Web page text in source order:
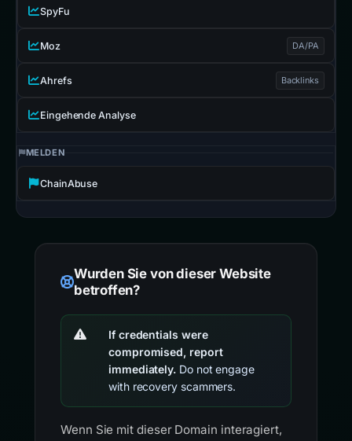
SpyFu
Moz DA/PA
Ahrefs Backlinks
Eingehende Analyse
MELDEN
ChainAbuse
Wurden Sie von dieser Website
betroffen?
If credentials were
compromised, report
immediately. Do not engage
with recovery scammers.
Wenn Sie mit dieser Domain interagiert,